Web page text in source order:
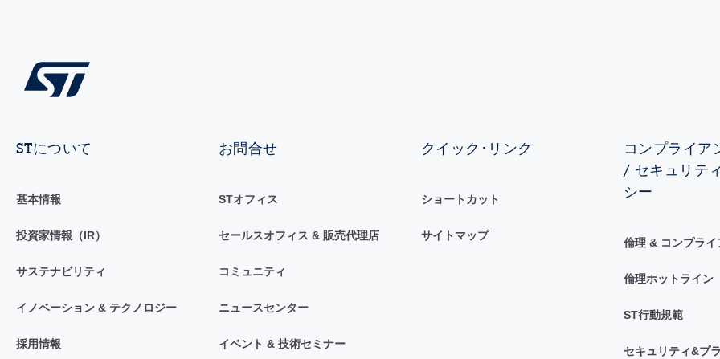
STについて
基本情報
投資家情報（IR）
サステナビリティ
イノベーション & テクノロジー
採用情報
お問合せ
STオフィス
セールスオフィス & 販売代理店
コミュニティ
ニュースセンター
イベント & 技術セミナー
クイック･リンク
ショートカット
サイトマップ
コンプライア
/ セキュリテ
シー
倫理 & コンプライ
倫理ホットライン
ST行動規範
セキュリティ&プ